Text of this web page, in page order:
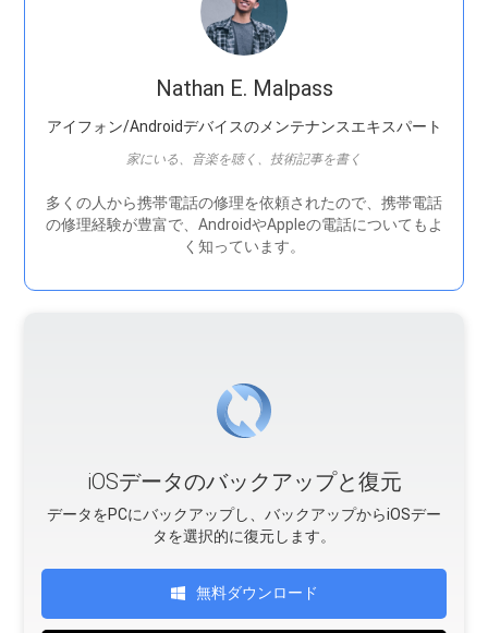
Nathan E. Malpass
アイフォン/Androidデバイスのメンテナンスエキスパート
家にいる、音楽を聴く、技術記事を書く
多くの人から携帯電話の修理を依頼されたので、携帯電話
の修理経験が豊富で、AndroidやAppleの電話についてもよ
く知っています。
iOSデータのバックアップと復元
データをPCにバックアップし、バックアップからiOSデー
タを選択的に復元します。
無料ダウンロード